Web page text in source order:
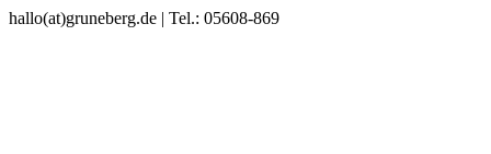
hallo(at)gruneberg.de | Tel.: 05608-869